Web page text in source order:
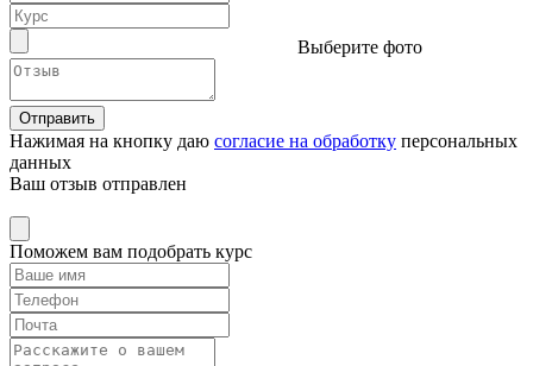
Выберите фото
Отправить
Нажимая на кнопку даю согласие на обработку персональных
данных
Ваш отзыв отправлен
Поможем вам подобрать курс